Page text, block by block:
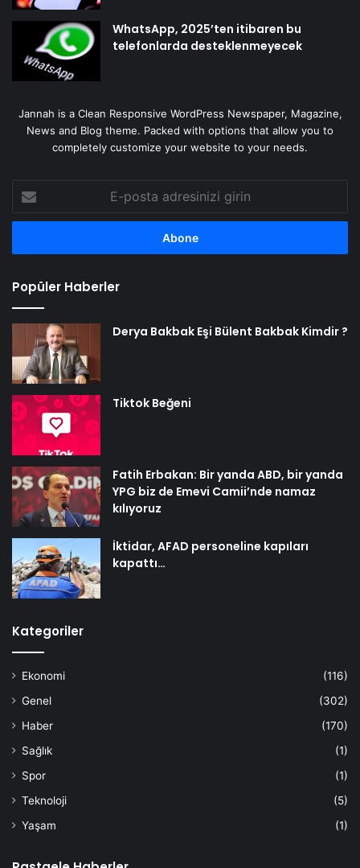
WhatsApp, 2025’ten itibaren bu
telefonlarda desteklenmeyecek
Jannah is a Clean Responsive WordPress Newspaper, Magazine,
News and Blog theme. Packed with options that allow you to
completely customize your website to your needs.
posta
adresinizi
Popüler Haberler
Derya Bakbak Eşi Bülent Bakbak Kimdir ?
Tiktok Beğeni
Fatih Erbakan: Bir yanda ABD, bir yanda
YPG biz de Emevi Camii’nde namaz
kılıyoruz
İktidar, AFAD personeline kapıları
kapattı…
Kategoriler
Ekonomi
(116)
Genel
(302)
Haber
(170)
Sağlık
(1)
Spor
(1)
Teknoloji
(5)
Yaşam
(1)